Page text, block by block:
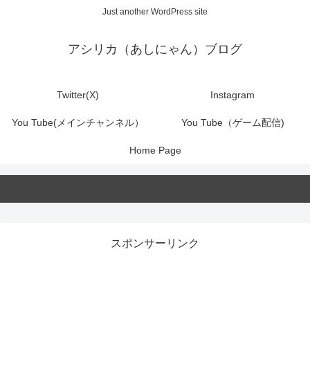
Just another WordPress site
アシリカ（あしにゃん）ブログ
Twitter(X) Instagram
You Tube(メインチャンネル） You Tube（ゲーム配信)
Home Page
スポンサーリンク